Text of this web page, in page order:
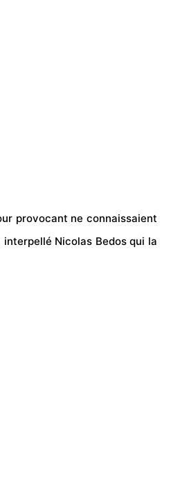
provocant ne connaissaient
interpellé Nicolas Bedos qui la